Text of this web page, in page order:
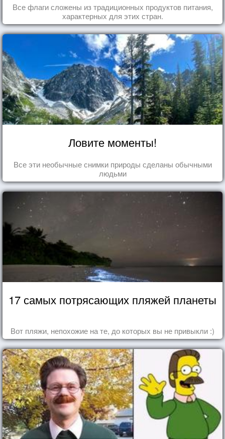
Все флаги сложены из традиционных продуктов питания,
характерных для этих стран.
Ловите моменты!
Все эти необычные снимки природы сделаны обычными
людьми
17 самых потрясающих пляжей планеты
Вот пляжи, непохожие на те, до которых вы не привыкли :)